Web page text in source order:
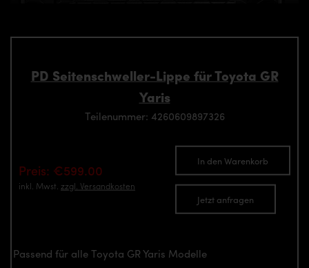
PD Seitenschweller-Lippe für Toyota GR
Yaris
Teilenummer: 4260609897326
Preis: €599.00
inkl. Mwst. zzgl. Versandkosten
In den Warenkorb
Jetzt anfragen
Passend für alle Toyota GR Yaris Modelle